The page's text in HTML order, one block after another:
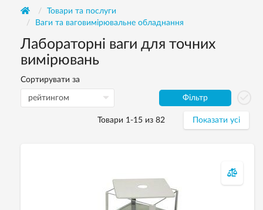
Товари та послуги
Ваги та ваговимірювальне обладнання
Лабораторні ваги для точних
вимірювань
Сортирувати за
Фільтр
Товари 1-15 из 82 Показати усі